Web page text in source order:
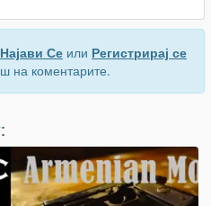
Најави Се или Регистрирај се
на коментарите.
: